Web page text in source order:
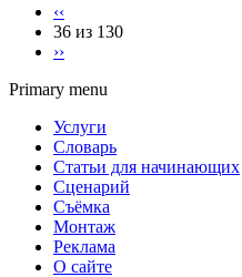
‹‹
36 из 130
››
Primary menu
Услуги
Словарь
Статьи для начинающих
Сценарий
Съёмка
Монтаж
Реклама
О сайте